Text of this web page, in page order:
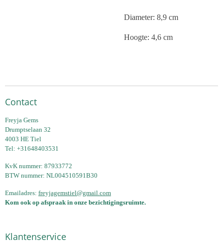
Diameter: 8,9 cm
Hoogte: 4,6 cm
Contact
Freyja Gems
Drumptselaan 32
4003 HE Tiel
Tel: +31648403531
KvK nummer: 87933772
BTW nummer: NL004510591B30
Emailadres: freyjagemstiel@gmail.com
Kom ook op afspraak in onze bezichtigingsruimte.
Klantenservice